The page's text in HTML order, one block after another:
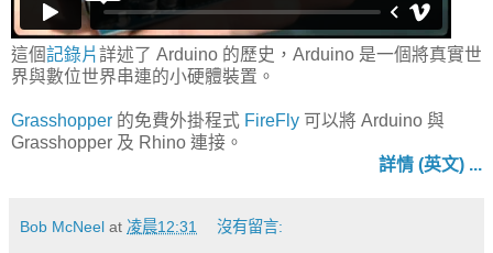
這個記錄片詳述了 Arduino 的歷史，Arduino 是一個將真實世
界與數位世界串連的小硬體裝置。
Grasshopper 的免費外掛程式 FireFly 可以將 Arduino 與
Grasshopper 及 Rhino 連接。
詳情 (英文) ...
Bob McNeel at 凌晨12:31 沒有留言: